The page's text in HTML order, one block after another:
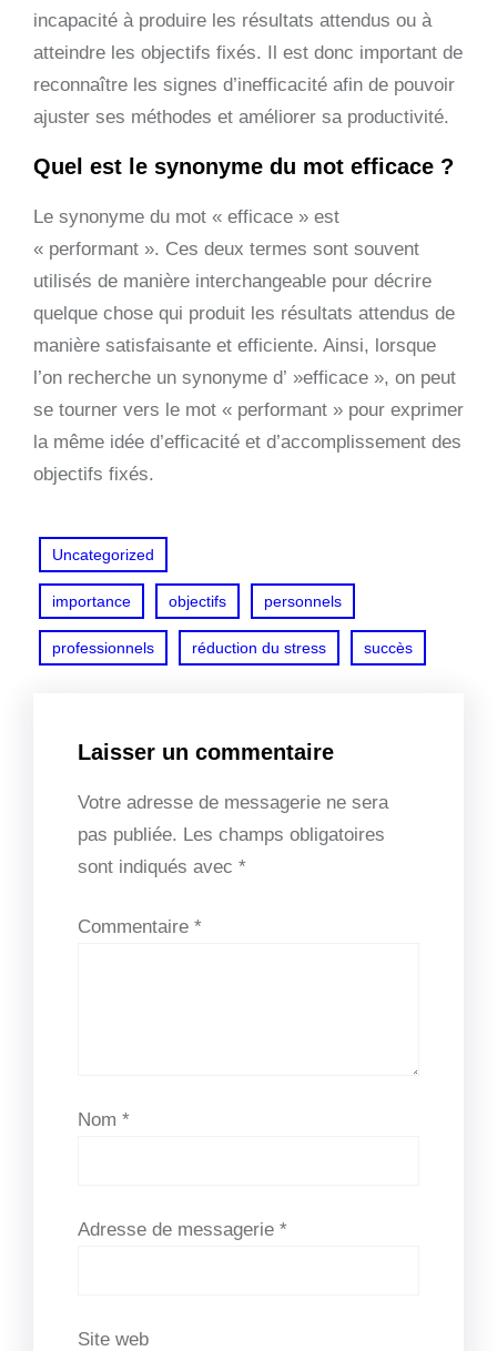
incapacité à produire les résultats attendus ou à
atteindre les objectifs fixés. Il est donc important de
reconnaître les signes d’inefficacité afin de pouvoir
ajuster ses méthodes et améliorer sa productivité.
Quel est le synonyme du mot efficace ?
Le synonyme du mot « efficace » est
« performant ». Ces deux termes sont souvent
utilisés de manière interchangeable pour décrire
quelque chose qui produit les résultats attendus de
manière satisfaisante et efficiente. Ainsi, lorsque
l’on recherche un synonyme d’ »efficace », on peut
se tourner vers le mot « performant » pour exprimer
la même idée d’efficacité et d’accomplissement des
objectifs fixés.
Uncategorized
importance objectifs personnels
professionnels réduction du stress succès
Laisser un commentaire
Votre adresse de messagerie ne sera
pas publiée. Les champs obligatoires
sont indiqués avec *
Commentaire *
Nom *
Adresse de messagerie *
Site web